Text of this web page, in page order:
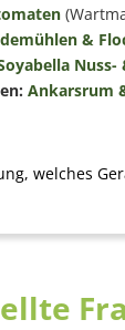
&
Ankarsrum
welches